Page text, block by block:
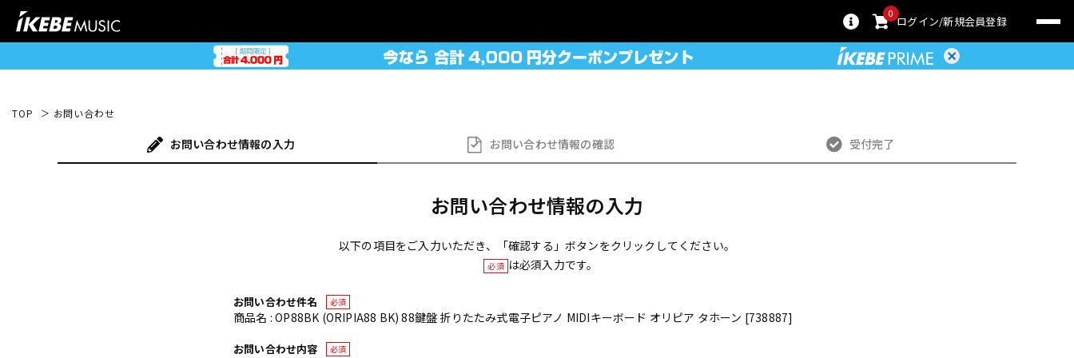
0
ログイン 新規会員登録
TOP お問い合わせ
お問い合わせ情報の入力 お問い合わせ情報の確認 受付完了
お問い合わせ情報の入力
以下の項目をご入力いただき、「確認する」ボタンをクリックしてください。
必須 は必須入力です。
お問い合わせ件名 必須
商品名 : OP88BK (ORIPIA88 BK) 88鍵盤 折りたたみ式電子ピアノ MIDIキーボード オリピア タホーン [738887]
お問い合わせ内容 必須